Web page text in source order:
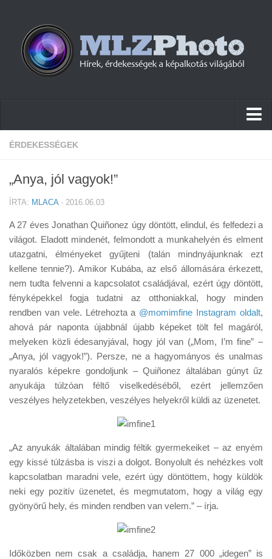
Hírek
Cikkek
Firmware
Tudástár
Érdekességek
Helyszíni Riport
E-BB
ÉRDEKESSÉGEK
„Anya, jól vagyok!”
ÍRTA: MLACA· 2016.06.03
A 27 éves Jonathan Quiñonez úgy döntött, elindul, és felfedezi a
világot. Eladott mindenét, felmondott a munkahelyén és elment
utazgatni, élményeket gyűjteni (talán mindnyájunknak ezt
kellene tennie?). Amikor Kubába, az első állomására érkezett,
nem tudta felvenni a kapcsolatot családjával, ezért úgy döntött,
fényképekkel fogja tudatni az otthoniakkal, hogy minden
rendben van vele. Létrehozta a @momimfine Instagram oldalt,
ahová pár naponta újabbnál újabb képeket tölt fel magáról,
melyeken közli édesanyjával, hogy jól van („Mom, I’m fine” –
„Anya, jól vagyok!”). Persze, ne a hagyományos és unalmas
nyaralós képekre gondoljunk – Quiñonez általában gúnyt űz
anyukája túlzóan féltő viselkedéséből, ezért jellemzően
veszélyes helyzetekben, veszélyes helyekről küldi az üzenetet.
„Az anyukák általában mindig féltik gyermekeiket – az enyém
egy kissé túlzásba is viszi a dolgot. Bonyolult és nehézkes volt
kapcsolatban maradni vele, ezért úgy döntöttem, hogy küldök
neki egy pozitív üzenetet, és megmutatom, hogy a világ egy
gyönyörű hely, és minden rendben van velem.” – írja.
Időközben nem csak a családja, hanem 27 000 „idegen” is